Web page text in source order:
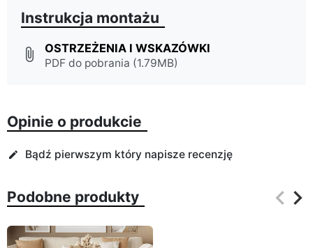
Instrukcja montażu
attach_file OSTRZEŻENIA I WSKAZÓWKI
PDF do pobrania (1.79MB)
Opinie o produkcie
edit Bądź pierwszym który napisze recenzję
Podobne produkty keyboard_arrow_left
keyboard_arrow_right